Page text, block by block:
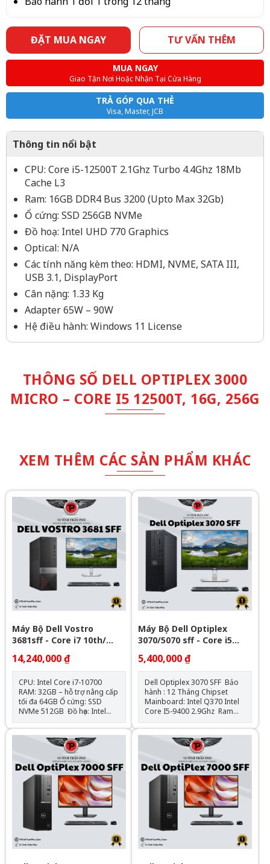
ĐẶT MUA NGAY TƯ VẤN THÊM
MUA NGAY
Giao Tận Nơi Hoặc Nhận Tại Cửa Hàng
TRẢ GÓP QUA THẺ
Visa, Master, JCB
Thông tin nổi bật
CPU: Core i5-12500T 2.1Ghz Turbo 4.4Ghz 18Mb
Cache L3
Ram: 16GB DDR4 Bus 3200 (Upto Max 32Gb)
Ổ cứng: SSD 256GB NVMe
Đồ hoạ: Intel UHD 770 Graphics
Optical: N/A
Các tính năng kèm theo: HDMI, NVME, SATA III,
USB 3.1, DisplayPort
Cân nặng: 1.33 Kg
Adapter 65W – 90W
Hệ điều hành: Windows 11 License
THÔNG SỐ DELL OPTIPLEX 3000
MICRO – CORE I5 12500T, 16G, 256G
XEM THÊM CÁC SẢN PHẨM KHÁC
Máy Bộ Dell Vostro
3681sff - Core i7 10th/
32Gb/ Nvme 512GB -
Window 11Pro Bản Quyền
OEM
14,240,000 ₫
CPU: Intel Core i7-10700
RAM: 32GB – hỗ trợ nâng cấp
tối đa 64GB Ổ cứng: SSD
NVMe 512GB Đồ họa: Intel
UHD Graphics 630 (onboard)
Mainboard: Dell OEM –
Chipset H470 Cổng kết nối:
HDMI, VGA, 4x USB 3.0, 4x
USB 2.0, LAN Gigabit, Audio
combo Nguồn: Công suất
thực Hệ điều hành: Windows
11Pro Bản Stick OEM (1key/ 1
máy)
Máy Bộ Dell Optiplex
3070/5070 sff - Core i5
5,400,000 ₫
Dell Optiplex 3070 SFF Bảo
hành : 12 Tháng Chipset
Mainboard: Intel Q370 Intel
Core I5-9400 2.9Ghz Ram
: 8GB DDR4 - 2133Mhz SSD
: 120GB VGA: Đồ họa HD
Intel® 630 Hệ điều hành:
Chưa Bao Gồm